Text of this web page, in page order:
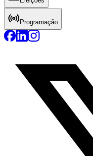
Programação